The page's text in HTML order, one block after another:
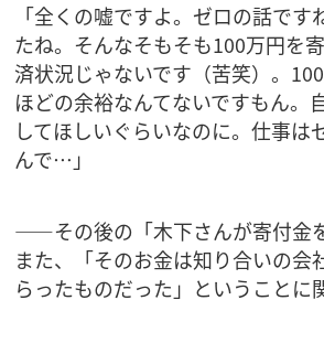
「全くの嘘ですよ。ゼロの話です
たね。そんなそもそも100万円を
済状況じゃないです（苦笑）。
ほどの余裕なんてないですもん。
してほしいぐらいなのに。仕事は
んで…」
――その後の「木下さんが寄付金
また、「そのお金は知り合いの会
らったものだった」ということに